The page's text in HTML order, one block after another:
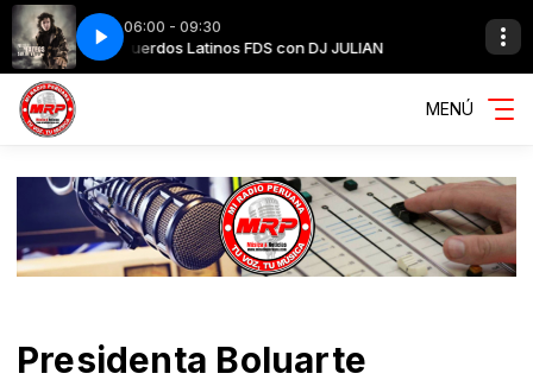
06:00 - 09:30
Recuerdos Latinos FDS con DJ JULIAN
Es tan facil romper un corazon
MENÚ
Presidenta Boluarte